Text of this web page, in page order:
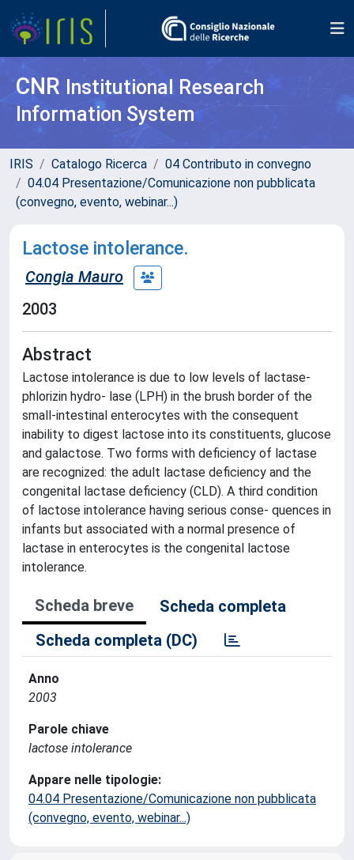
CNR Institutional Research
Information System
IRIS Catalogo Ricerca
04 Contributo in convegno
04.04 Presentazione/Comunicazione non pubblicata
(convegno, evento, webinar...)
Lactose intolerance.
Congia Mauro
2003
Abstract
Lactose intolerance is due to low levels of lactase-
phlorizin hydro- lase (LPH) in the brush border of the
small-intestinal enterocytes with the consequent
inability to digest lactose into its constituents, glucose
and galactose. Two forms with deficiency of lactase
are recognized: the adult lactase deficiency and the
congenital lactase deficiency (CLD). A third condition
of lactose intolerance having serious conse- quences in
infants but associated with a normal presence of
lactase in enterocytes is the congenital lactose
intolerance.
Scheda breve
Scheda completa
Scheda completa (DC)
Anno
2003
Parole chiave
lactose intolerance
Appare nelle tipologie:
04.04 Presentazione/Comunicazione non pubblicata
(convegno, evento, webinar...)